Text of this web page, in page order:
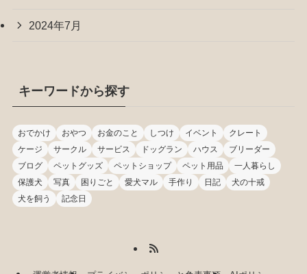
2024年7月
キーワードから探す
おでかけ おやつ お金のこと しつけ イベント
クレート
ケージ
サークル サービス ドッグラン ハウス
ブリーダー
ブログ
ペットグッズ ペットショップ ペット用品
一人暮らし
保護犬
写真 困りごと 愛犬マル 手作り 日記
犬の十戒
犬を飼う
記念日